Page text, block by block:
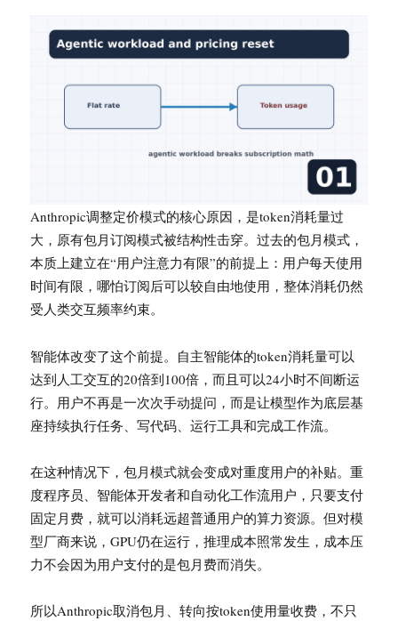
Anthropic调整定价模式的核心原因，是token消耗量过
大，原有包月订阅模式被结构性击穿。过去的包月模式，
本质上建立在“用户注意力有限”的前提上：用户每天使用
时间有限，哪怕订阅后可以较自由地使用，整体消耗仍然
受人类交互频率约束。
智能体改变了这个前提。自主智能体的token消耗量可以
达到人工交互的20倍到100倍，而且可以24小时不间断运
行。用户不再是一次次手动提问，而是让模型作为底层基
座持续执行任务、写代码、运行工具和完成工作流。
在这种情况下，包月模式就会变成对重度用户的补贴。重
度程序员、智能体开发者和自动化工作流用户，只要支付
固定月费，就可以消耗远超普通用户的算力资源。但对模
型厂商来说，GPU仍在运行，推理成本照常发生，成本压
力不会因为用户支付的是包月费而消失。
所以Anthropic取消包月、转向按token使用量收费，不只